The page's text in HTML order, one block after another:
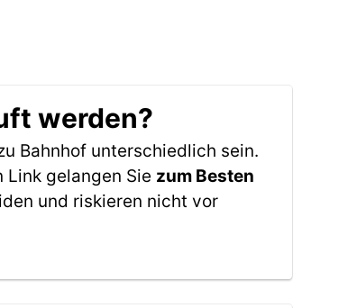
werden?
Bahnhof unterschiedlich sein.
gelangen Sie zum Besten
und riskieren nicht vor